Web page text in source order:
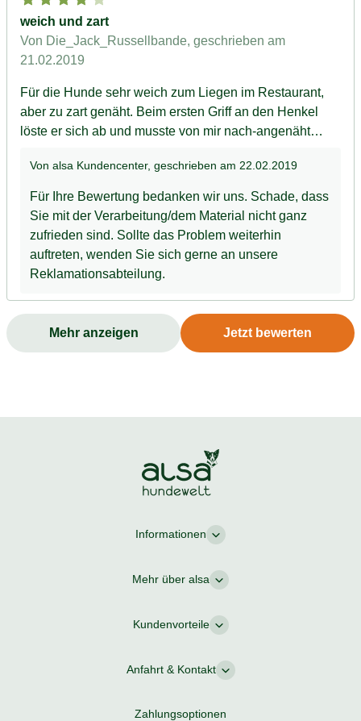
weich und zart
Von Die_Jack_Russellbande, geschrieben am
21.02.2019
Für die Hunde sehr weich zum Liegen im Restaurant,
aber zu zart genäht. Beim ersten Griff an den Henkel
löste er sich ab und musste von mir nach-angenäht
Nähten. Für geschickte Eigentümer kein Problem, aber
lästig.
Von alsa Kundencenter, geschrieben am 22.02.2019
Für Ihre Bewertung bedanken wir uns. Schade, dass
Sie mit der Verarbeitung/dem Material nicht ganz
zufrieden sind. Sollte das Problem weiterhin
auftreten, wenden Sie sich gerne an unsere
Reklamationsabteilung.
Mehr anzeigen Jetzt bewerten
Informationen
Mehr über alsa
Kundenvorteile
Anfahrt & Kontakt
Zahlungsoptionen